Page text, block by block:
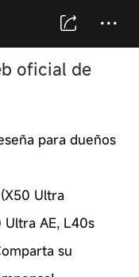
oficial de
para dueños
Ultra
Ultra AE, L40s
su